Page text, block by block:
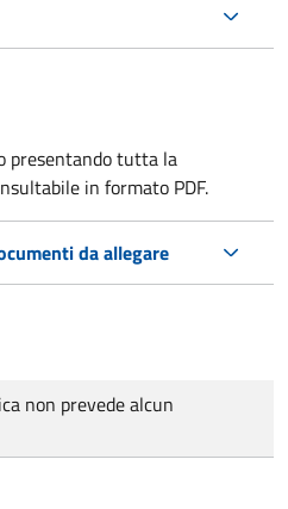
presentando tutta la
in formato PDF.
da allegare
non prevede alcun